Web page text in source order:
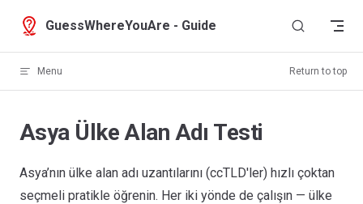
Skip to content
GuessWhereYouAre - Guide
Menu Return to top
Asya Ülke Alan Adı Testi
Asya’nın ülke alan adı uzantılarını (ccTLD'ler) hızlı çoktan
seçmeli pratikle öğrenin. Her iki yönde de çalışın — ülke